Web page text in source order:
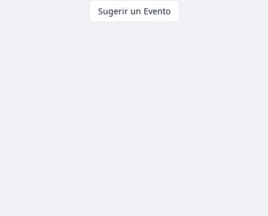
Sugerir un Evento